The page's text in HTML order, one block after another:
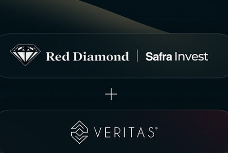
explore os principais indicadores sobre a atividade